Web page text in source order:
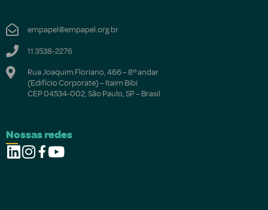
empapel@empapel.org.br
11 3538-2276
Rua Joaquim Floriano, 466 – 8º andar
(Edifício Corporate) – Itaim Bibi
CEP 04534-002, São Paulo, SP – Brasil
Nossas redes